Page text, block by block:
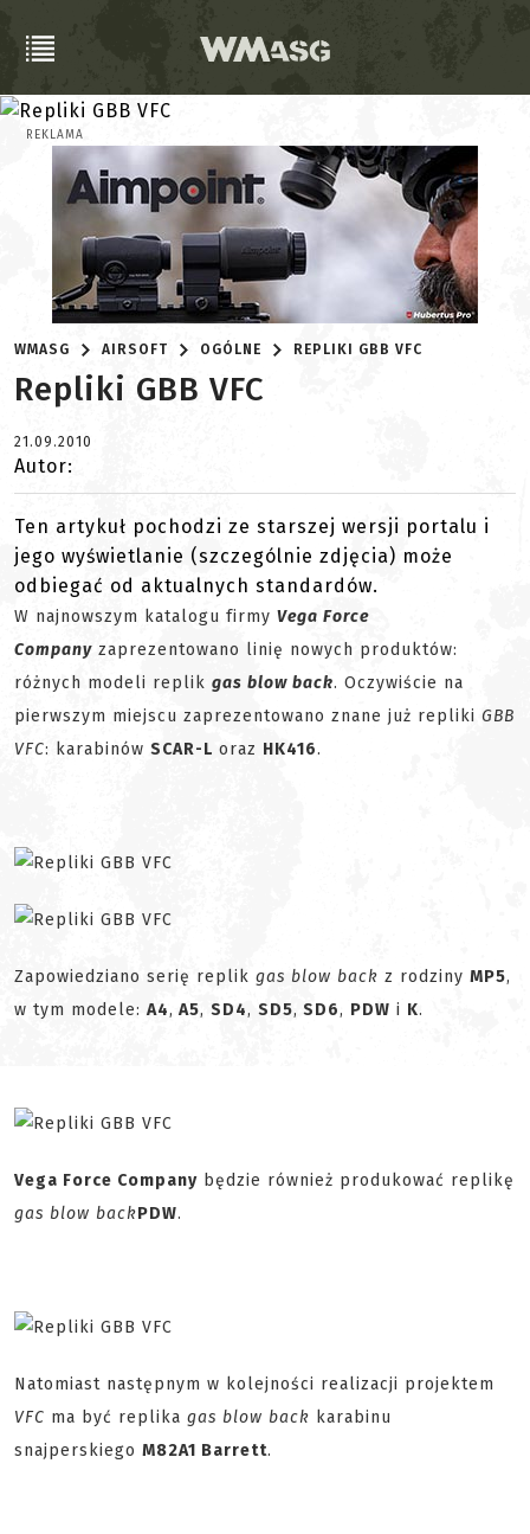
REKLAMA
WMASG AIRSOFT OGÓLNE REPLIKI GBB VFC
Repliki GBB VFC
21.09.2010
Autor:
Ten artykuł pochodzi ze starszej wersji portalu i
jego wyświetlanie (szczególnie zdjęcia) może
odbiegać od aktualnych standardów.
W najnowszym katalogu firmy Vega Force
Company zaprezentowano linię nowych produktów:
różnych modeli replik gas blow back. Oczywiście na
pierwszym miejscu zaprezentowano znane już repliki GBB
VFC: karabinów SCAR-L oraz HK416.
Zapowiedziano serię replik gas blow back z rodziny MP5,
w tym modele: A4, A5, SD4, SD5, SD6, PDW i K.
Vega Force Company będzie również produkować replikę
gas blow backPDW.
Natomiast następnym w kolejności realizacji projektem
VFC ma być replika gas blow back karabinu
snajperskiego M82A1 Barrett.